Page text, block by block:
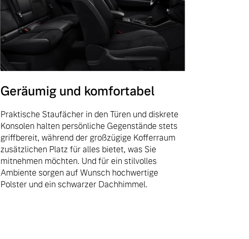
Geräumig und komfortabel
Praktische Staufächer in den Türen und diskrete
Konsolen halten persönliche Gegenstände stets
griffbereit, während der großzügige Kofferraum
zusätzlichen Platz für alles bietet, was Sie
mitnehmen möchten. Und für ein stilvolles
Ambiente sorgen auf Wunsch hochwertige
Polster und ein schwarzer Dachhimmel.